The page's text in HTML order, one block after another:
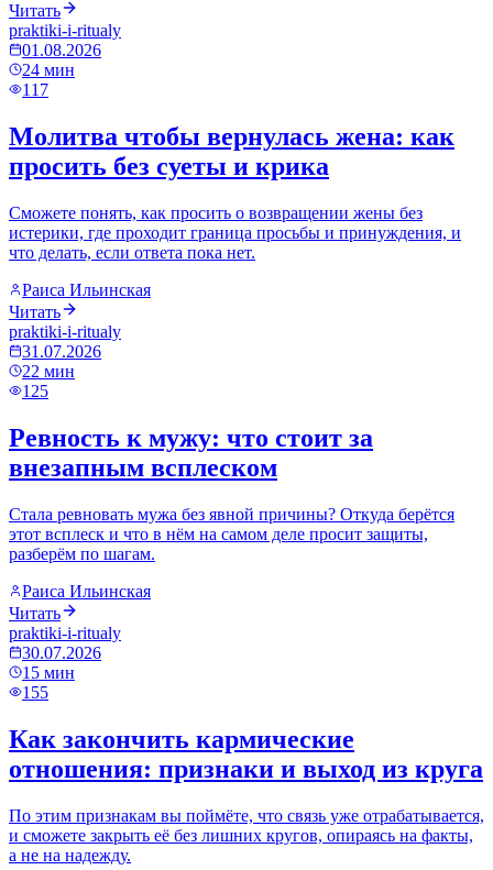
Читать
praktiki-i-ritualy
01.08.2026
24 мин
117
Молитва чтобы вернулась жена: как
просить без суеты и крика
Сможете понять, как просить о возвращении жены без
истерики, где проходит граница просьбы и принуждения, и
что делать, если ответа пока нет.
Раиса Ильинская
Читать
praktiki-i-ritualy
31.07.2026
22 мин
125
Ревность к мужу: что стоит за
внезапным всплеском
Стала ревновать мужа без явной причины? Откуда берётся
этот всплеск и что в нём на самом деле просит защиты,
разберём по шагам.
Раиса Ильинская
Читать
praktiki-i-ritualy
30.07.2026
15 мин
155
Как закончить кармические
отношения: признаки и выход из круга
По этим признакам вы поймёте, что связь уже отрабатывается,
и сможете закрыть её без лишних кругов, опираясь на факты,
а не на надежду.